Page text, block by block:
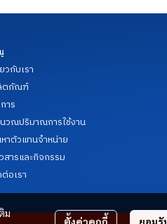
ม
ตั้งค่าคุกกี้ ยอมรั
วกับเรา
ตภัณฑ์
าร
วณปริมาณการใช้งาน
าตัวแทนจำหน่าย
สารและกิจกรรม
อเรา